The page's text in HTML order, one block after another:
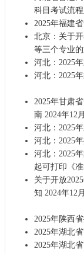
科目考试流
2025年福建
北京：关于
等三个专业
河北：2025
河北：2025
2025年甘肃
南2024年12
河北：2025
河北：2025
河北：2025
起可打印《准
关于开放
知 2024年12
2025年陕西
2025年湖北
2025年湖北